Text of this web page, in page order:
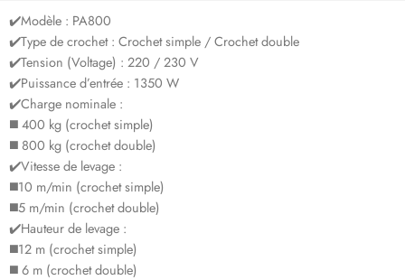
✔️Modèle : PA800
✔️Type de crochet : Crochet simple / Crochet double
✔️Tension (Voltage) : 220 / 230 V
✔️Puissance d’entrée : 1350 W
✔️Charge nominale :
◼️​ 400 kg (crochet simple)
◼️​ 800 kg (crochet double)
✔️Vitesse de levage :
◼️​10 m/min (crochet simple)
◼️​5 m/min (crochet double)
✔️Hauteur de levage :
◼️​12 m (crochet simple)
◼️​ 6 m (crochet double)